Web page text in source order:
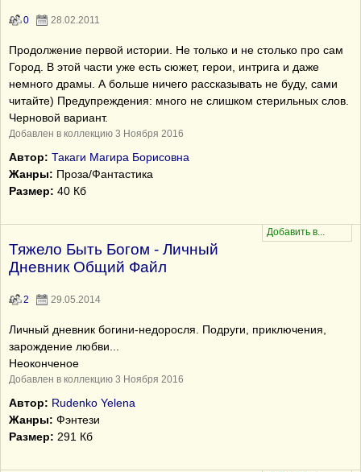
0 28.02.2011
Продолжение первой истории. Не только и не столько про сам
Город. В этой части уже есть сюжет, герои, интрига и даже
немного драмы. А больше ничего рассказывать не буду, сами
читайте) Предупреждения: много не слишком стерильных слов.
Черновой вариант.
Добавлен в коллекцию 3 Ноября 2016
Автор: Такаги Магира Борисовна
Жанры: Проза/Фантастика
Размер: 40 Кб
Тяжело Быть Богом - Личный
Дневник Общий Файл
2 29.05.2014
Личный дневник богини-недоросля. Подруги, приключения,
зарождение любви...
Неоконченое
Добавлен в коллекцию 3 Ноября 2016
Автор: Rudenko Yelena
Жанры: Фэнтези
Размер: 291 Кб